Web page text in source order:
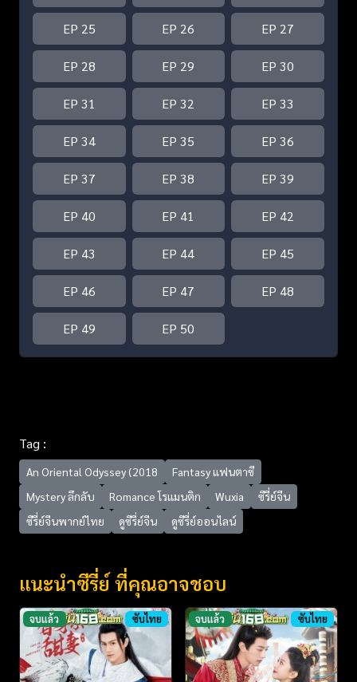
EP 25 EP 26 EP 27
EP 28 EP 29 EP 30
EP 31 EP 32 EP 33
EP 34 EP 35 EP 36
EP 37 EP 38 EP 39
EP 40 EP 41 EP 42
EP 43 EP 44 EP 45
EP 46 EP 47 EP 48
EP 49 EP 50
Tag :
An Oriental Odyssey (2018
Fantasy แฟนตาซี
Mystery ลึกลับ
Romance โรแมนติก Wuxia
ซีรี่ย์จีน
ซีรี่ย์จีนพากย์ไทย
ดูซีรี่ย์จีน ดูซีรี่ย์ออนไลน์
แนะนำซีรี่ย์ ที่คุณอาจชอบ
จบแล้ว ซับไทย จบแล้ว ซับไทย